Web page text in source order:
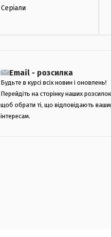
Серіали
Email - розсилка
Будьте в курсі всіх новин і оновлень!
Перейдіть на сторінку наших
щоб обрати ті, що відповідають
інтересам.